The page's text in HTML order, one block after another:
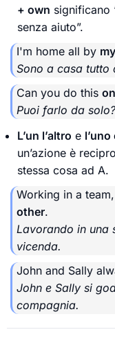
+ own significano
senza aiuto”.
I'm home all by
Sono a casa tutto
Can you do this
Puoi farlo da solo?
L’un l’altro e l’uno
un’azione è
stessa cosa ad A.
Working in a
other.
Lavorando in una
vicenda.
John and Sally
John e Sally si
compagnia.